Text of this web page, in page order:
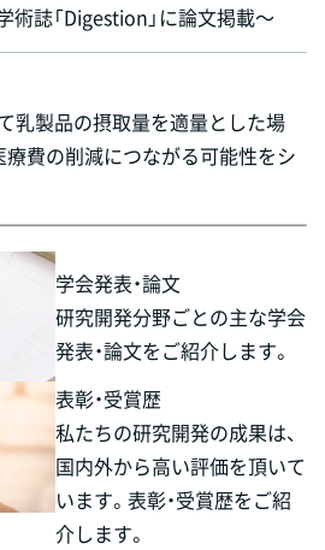
誌「Digestion」に論文掲載～
乳製品の摂取量を適量とした場
療費の削減につながる可能性をシ
学会発表・論文
研究開発分野ごとの主な学会
発表・論文をご紹介します。
表彰・受賞歴
私たちの研究開発の成果は、
国内外から高い評価を頂いて
います。表彰・受賞歴をご紹
介します。